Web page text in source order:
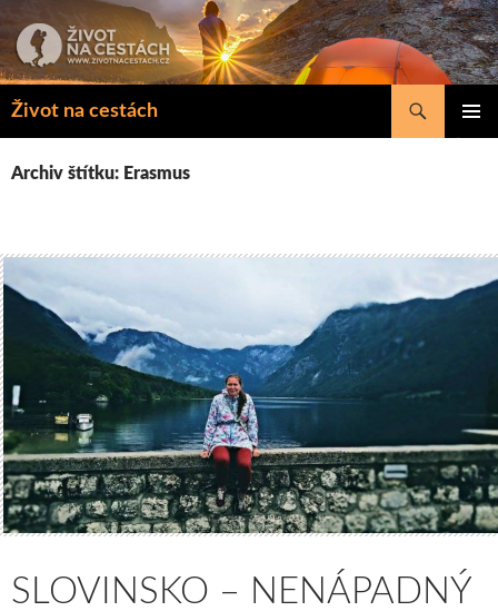
k
obsahu
Život na cestách
Hledat
Archiv štítku: Erasmus
SLOVINSKO – NENÁPADNÝ